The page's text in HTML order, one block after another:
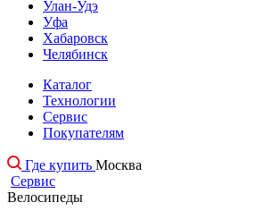
Улан-Удэ
Уфа
Хабаровск
Челябинск
Каталог
Технологии
Сервис
Покупателям
Где купить Москва
Сервис
Велосипеды